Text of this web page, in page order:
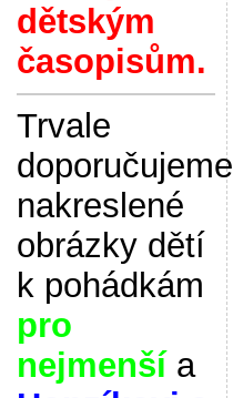
dětským
časopisům.
Trvale
doporučujeme
nakreslené
obrázky dětí
k pohádkám
pro
nejmenšía